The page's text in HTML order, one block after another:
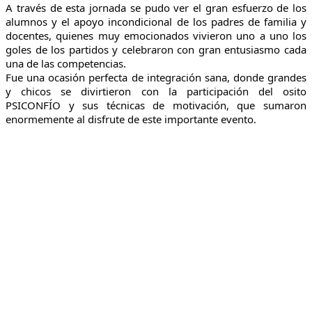
A través de esta jornada se pudo ver el gran esfuerzo de los
alumnos y el apoyo incondicional de los padres de familia y
docentes, quienes muy emocionados vivieron uno a uno los
goles de los partidos y celebraron con gran entusiasmo cada
una de las competencias.
Fue una ocasión perfecta de integración sana, donde grandes
y chicos se divirtieron con la participación del osito
PSICONFÍO y sus técnicas de motivación, que sumaron
enormemente al disfrute de este importante evento.